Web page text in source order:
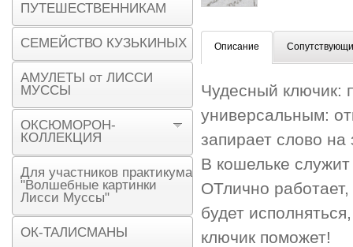
Описание
Чудесный ключик:
универсальным:
запирает слово
В кошельке
ОТлично
будет
ключик поможет!
ПУТЕШЕСТВЕННИКАМ
СЕМЕЙСТВО КУЗЬКИНЫХ
АМУЛЕТЫ от ЛИССИ
МУССЫ
ОКСЮМОРОН-
КОЛЛЕКЦИЯ
Для участников практикума
"Волшебные картинки
Лисси Муссы"
ОК-ТАЛИСМАНЫ